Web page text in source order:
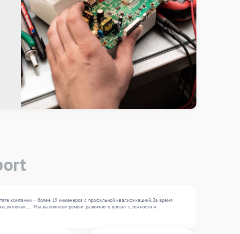
компании — более 19 инженеров с профильной квалификацией. За время
включая , , . Мы выполняем ремонт различного уровня сложности и